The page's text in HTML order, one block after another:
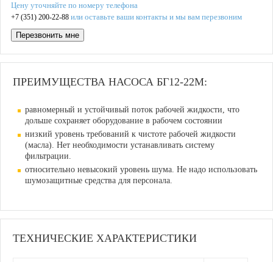
Цену уточняйте по номеру телефона
+7 (351) 200-22-88 или оставьте ваши контакты и мы вам перезвоним
Перезвонить мне
ПРЕИМУЩЕСТВА НАСОСА БГ12-22М:
равномерный и устойчивый поток рабочей жидкости, что
дольше сохраняет оборудование в рабочем состоянии
низкий уровень требований к чистоте рабочей жидкости
(масла). Нет необходимости устанавливать систему
фильтрации.
относительно невысокий уровень шума. Не надо использовать
шумозащитные средства для персонала.
ТЕХНИЧЕСКИЕ ХАРАКТЕРИСТИКИ